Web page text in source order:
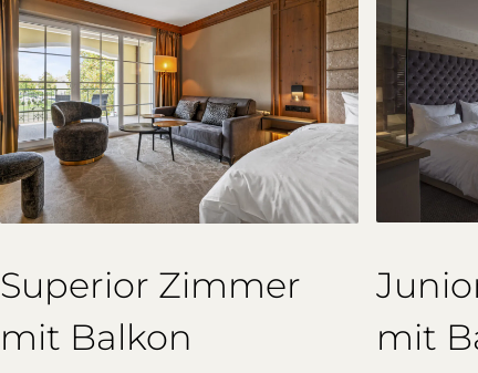
Superior Zimmer
mit Balkon
mit